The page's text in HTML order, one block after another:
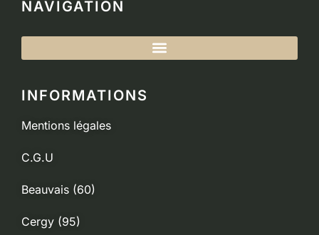
NAVIGATION
INFORMATIONS
Mentions légales
C.G.U
Beauvais (60)
Cergy (95)